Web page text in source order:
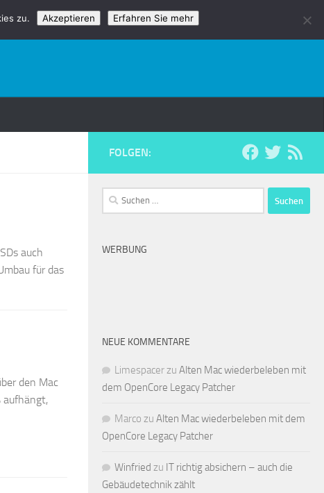
auch
für das
den Mac
aufhängt,
FOLGEN:
Suchen
nach:
WERBUNG
NEUE KOMMENTARE
Limespacerzu Alten Mac wiederbeleben mit
dem OpenCore Legacy Patcher
Marco zu Alten Mac wiederbeleben mit dem
OpenCore Legacy Patcher
Winfried zu IT richtig absichern – auch die
Gebäudetechnik zählt
zu. Akzeptieren Erfahren Sie mehr